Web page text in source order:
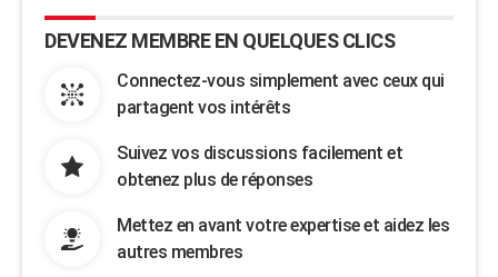
DEVENEZ MEMBRE EN QUELQUES CLICS
Connectez-vous simplement avec ceux qui
partagent vos intérêts
Suivez vos discussions facilement et
obtenez plus de réponses
Mettez en avant votre expertise et aidez les
autres membres